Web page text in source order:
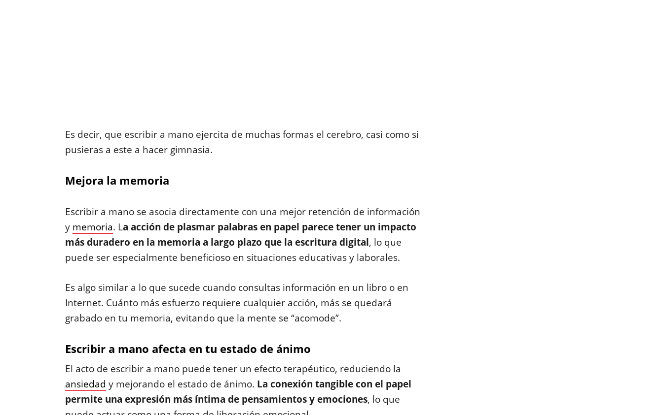
Es decir, que escribir a mano ejercita de muchas formas el cerebro, casi como si
pusieras a este a hacer gimnasia.
Mejora la memoria
Escribir a mano se asocia directamente con una mejor retención de información
y memoria. La acción de plasmar palabras en papel parece tener un impacto
más duradero en la memoria a largo plazo que la escritura digital, lo que
puede ser especialmente beneficioso en situaciones educativas y laborales.
Es algo similar a lo que sucede cuando consultas información en un libro o en
Internet. Cuánto más esfuerzo requiere cualquier acción, más se quedará
grabado en tu memoria, evitando que la mente se “acomode”.
Escribir a mano afecta en tu estado de ánimo
El acto de escribir a mano puede tener un efecto terapéutico, reduciendo la
ansiedad y mejorando el estado de ánimo. La conexión tangible con el papel
permite una expresión más íntima de pensamientos y emociones, lo que